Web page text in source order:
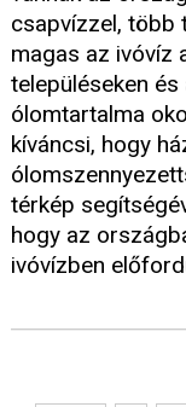
csapvízzel, több
magas az ivóvíz
településeken
ólomtartalma
kíváncsi, hogy
térkép
hogy az
ivóvízben